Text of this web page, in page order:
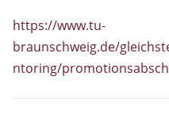
https://www.tu-
braunschweig.de/
ntoring/